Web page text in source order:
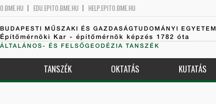
EDU.EPITO.BME.HU HELP.EPITO.BME.HU
BUDAPESTI MŰSZAKI ÉS GAZDASÁGTUDOMÁNYI EGYETEM
Építőmérnöki Kar - építőmérnök képzés 1782 óta
ÁLTALÁNOS- ÉS FELSŐGEODÉZIA TANSZÉK
TANSZÉK OKTATÁS KUTATÁS